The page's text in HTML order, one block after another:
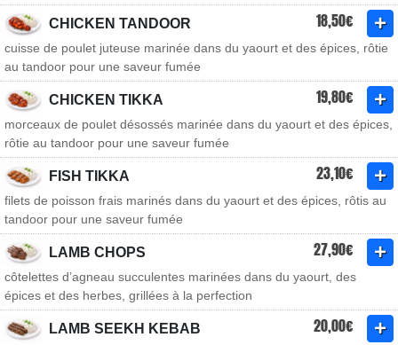
CHICKEN TANDOOR 18,50€
cuisse de poulet juteuse marinée dans du yaourt et des épices, rôtie
au tandoor pour une saveur fumée
CHICKEN TIKKA 19,80€
morceaux de poulet désossés marinée dans du yaourt et des épices,
rôtie au tandoor pour une saveur fumée
FISH TIKKA 23,10€
filets de poisson frais marinés dans du yaourt et des épices, rôtis au
tandoor pour une saveur fumée
LAMB CHOPS 27,90€
côtelettes d’agneau succulentes marinées dans du yaourt, des
épices et des herbes, grillées à la perfection
LAMB SEEKH KEBAB 20,00€